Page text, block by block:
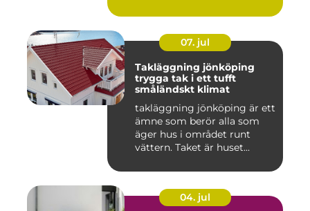
07. jul
Takläggning jönköping
trygga tak i ett tufft
småländskt klimat
takläggning jönköping är ett
ämne som berör alla som
äger hus i området runt
vättern. Taket är huset...
04. jul